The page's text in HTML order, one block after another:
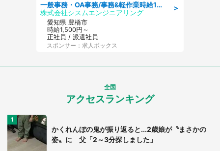
＞
一般事務・OA事務/事務&軽作業時給1500円土日祝休み各種社保完備
株式会社シスムエンジニアリング
愛知県 豊橋市
時給1,500円～
正社員 / 派遣社員
スポンサー：求人ボックス
全国
アクセスランキング
かくれんぼの鬼が振り返ると...2歳娘が〝まさかの
姿〟に 父「2～3分探しました」